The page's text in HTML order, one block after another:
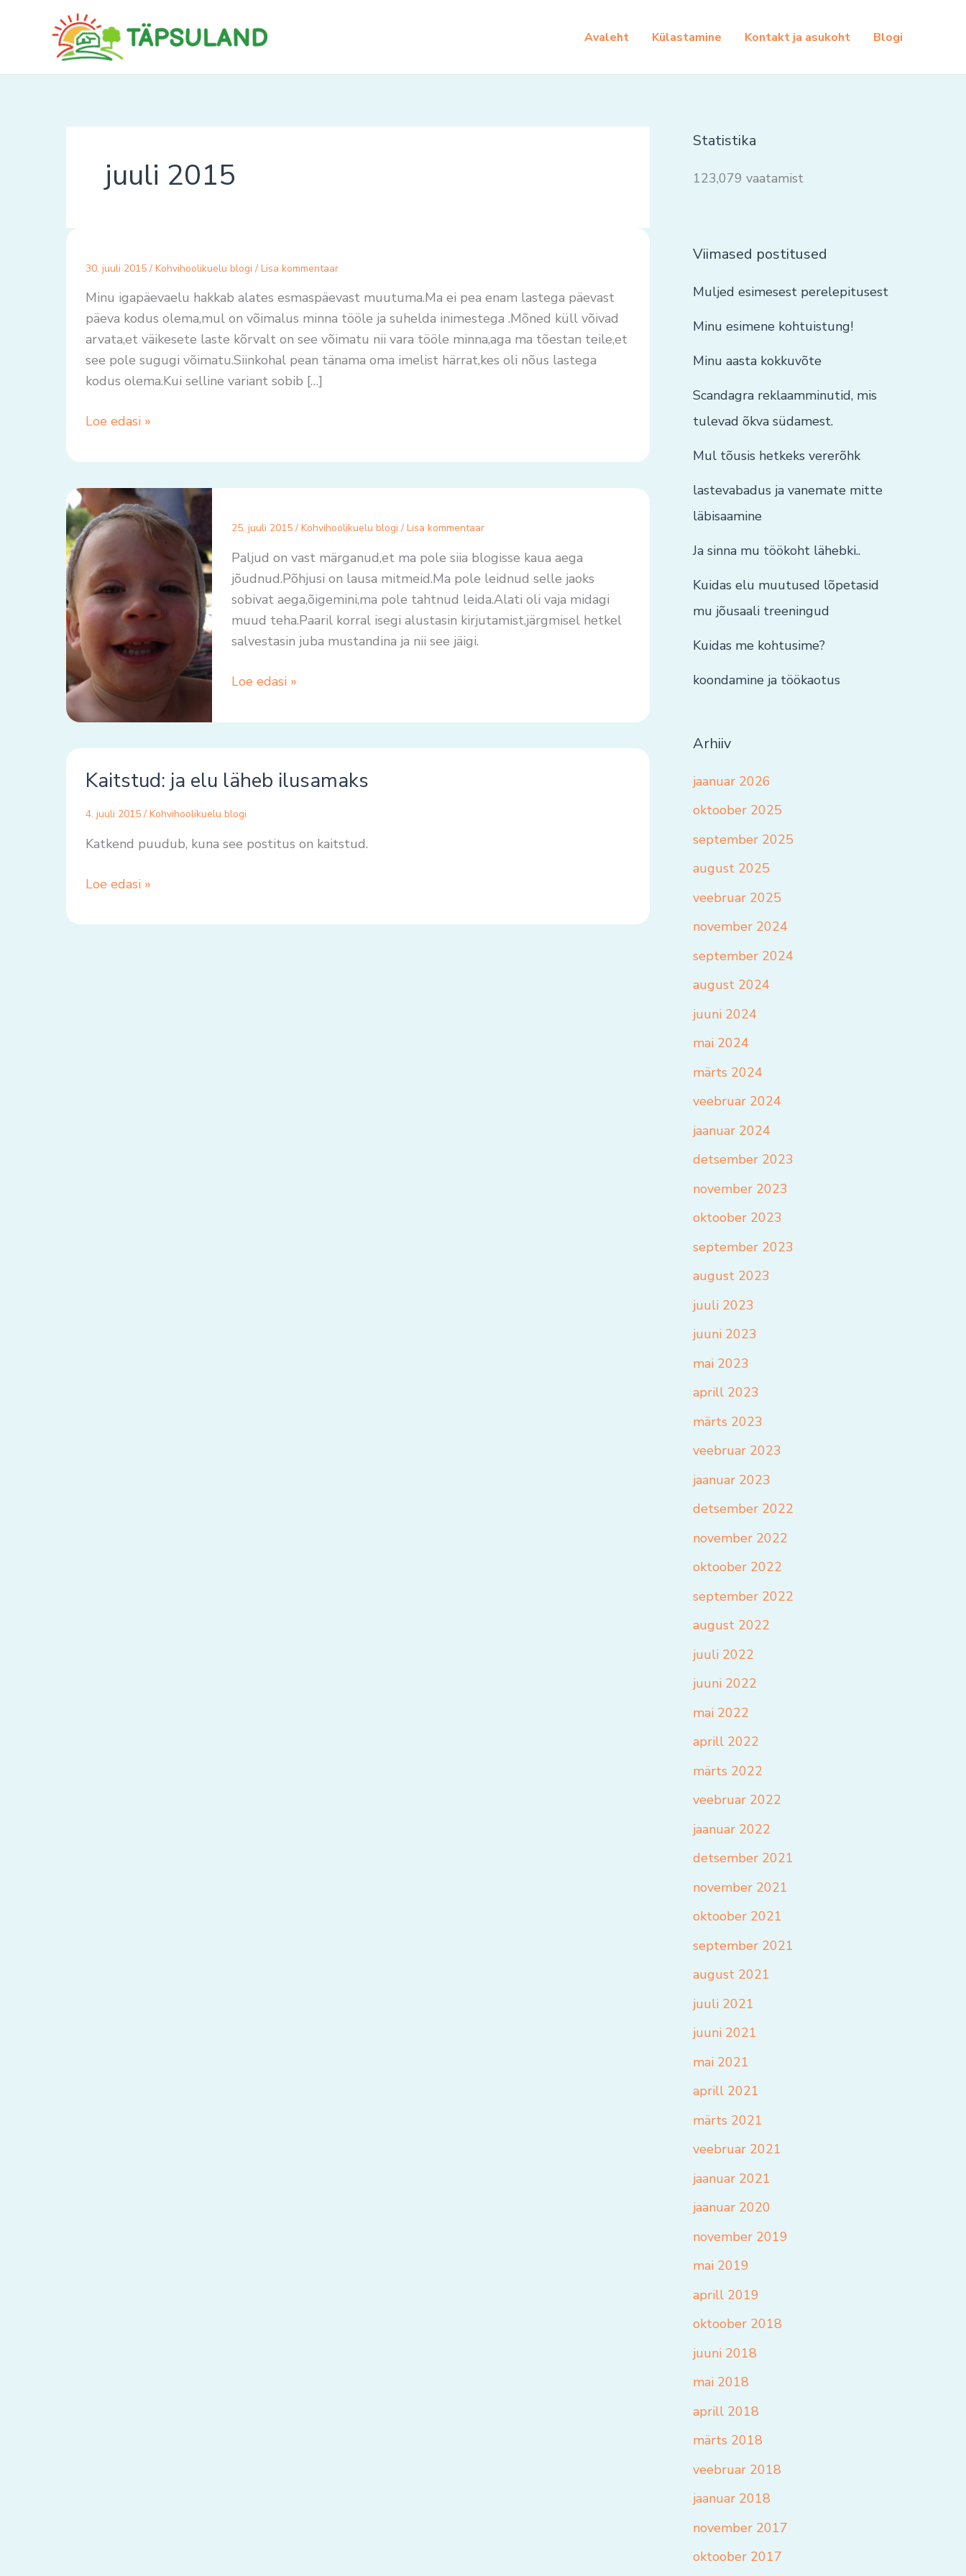
Avaleht Külastamine Kontakt ja asukoht Blogi
juuli 2015
30. juuli 2015 / Kohvihoolikuelu blogi / Lisa kommentaar
Minu igapäevaelu hakkab alates esmaspäevast muutuma.Ma ei pea enam lastega päevast
päeva kodus olema,mul on võimalus minna tööle ja suhelda inimestega .Mõned küll võivad
arvata,et väikesete laste kõrvalt on see võimatu nii vara tööle minna,aga ma tõestan teile,et
see pole sugugi võimatu.Siinkohal pean tänama oma imelist härrat,kes oli nõus lastega
kodus olema.Kui selline variant sobib […]
Loe edasi »
25. juuli 2015 / Kohvihoolikuelu blogi / Lisa kommentaar
Paljud on vast märganud,et ma pole siia blogisse kaua aega
jõudnud.Põhjusi on lausa mitmeid.Ma pole leidnud selle jaoks
sobivat aega,õigemini,ma pole tahtnud leida.Alati oli vaja midagi
muud teha.Paaril korral isegi alustasin kirjutamist,järgmisel hetkel
salvestasin juba mustandina ja nii see jäigi.
Loe edasi »
Kaitstud: ja elu läheb ilusamaks
4. juuli 2015 / Kohvihoolikuelu blogi
Katkend puudub, kuna see postitus on kaitstud.
ja
läheb
ilusamaks
Loe edasi »
Statistika
123,079 vaatamist
Viimased postitused
Muljed esimesest perelepitusest
Minu esimene kohtuistung!
Minu aasta kokkuvõte
Scandagra reklaamminutid, mis
tulevad õkva südamest.
Mul tõusis hetkeks vererõhk
lastevabadus ja vanemate mitte
läbisaamine
Ja sinna mu töökoht lähebki..
Kuidas elu muutused lõpetasid
mu jõusaali treeningud
Kuidas me kohtusime?
koondamine ja töökaotus
Arhiiv
jaanuar 2026
oktoober 2025
september 2025
august 2025
veebruar 2025
november 2024
september 2024
august 2024
juuni 2024
mai 2024
märts 2024
veebruar 2024
jaanuar 2024
detsember 2023
november 2023
oktoober 2023
september 2023
august 2023
juuli 2023
juuni 2023
mai 2023
aprill 2023
märts 2023
veebruar 2023
jaanuar 2023
detsember 2022
november 2022
oktoober 2022
september 2022
august 2022
juuli 2022
juuni 2022
mai 2022
aprill 2022
märts 2022
veebruar 2022
jaanuar 2022
detsember 2021
november 2021
oktoober 2021
september 2021
august 2021
juuli 2021
juuni 2021
mai 2021
aprill 2021
märts 2021
veebruar 2021
jaanuar 2021
jaanuar 2020
november 2019
mai 2019
aprill 2019
oktoober 2018
juuni 2018
mai 2018
aprill 2018
märts 2018
veebruar 2018
jaanuar 2018
november 2017
oktoober 2017